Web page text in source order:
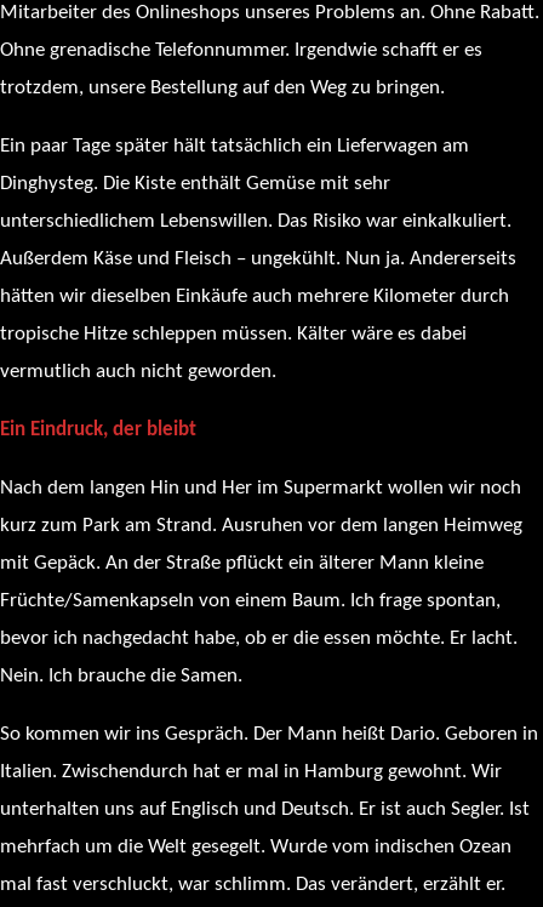
Mitarbeiter des Onlineshops unseres Problems an. Ohne Rabatt.
Ohne grenadische Telefonnummer. Irgendwie schafft er es
trotzdem, unsere Bestellung auf den Weg zu bringen.
Ein paar Tage später hält tatsächlich ein Lieferwagen am
Dinghysteg. Die Kiste enthält Gemüse mit sehr
unterschiedlichem Lebenswillen. Das Risiko war einkalkuliert.
Außerdem Käse und Fleisch – ungekühlt. Nun ja. Andererseits
hätten wir dieselben Einkäufe auch mehrere Kilometer durch
tropische Hitze schleppen müssen. Kälter wäre es dabei
vermutlich auch nicht geworden.
Ein Eindruck, der bleibt
Nach dem langen Hin und Her im Supermarkt wollen wir noch
kurz zum Park am Strand. Ausruhen vor dem langen Heimweg
mit Gepäck. An der Straße pflückt ein älterer Mann kleine
Früchte/Samenkapseln von einem Baum. Ich frage spontan,
bevor ich nachgedacht habe, ob er die essen möchte. Er lacht.
Nein. Ich brauche die Samen.
So kommen wir ins Gespräch. Der Mann heißt Dario. Geboren in
Italien. Zwischendurch hat er mal in Hamburg gewohnt. Wir
unterhalten uns auf Englisch und Deutsch. Er ist auch Segler. Ist
mehrfach um die Welt gesegelt. Wurde vom indischen Ozean
mal fast verschluckt, war schlimm. Das verändert, erzählt er.